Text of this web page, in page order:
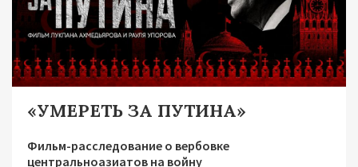
«УМЕРЕТЬ ЗА ПУТИНА»
Фильм-расследование о вербовке
центральноазиатов на войну